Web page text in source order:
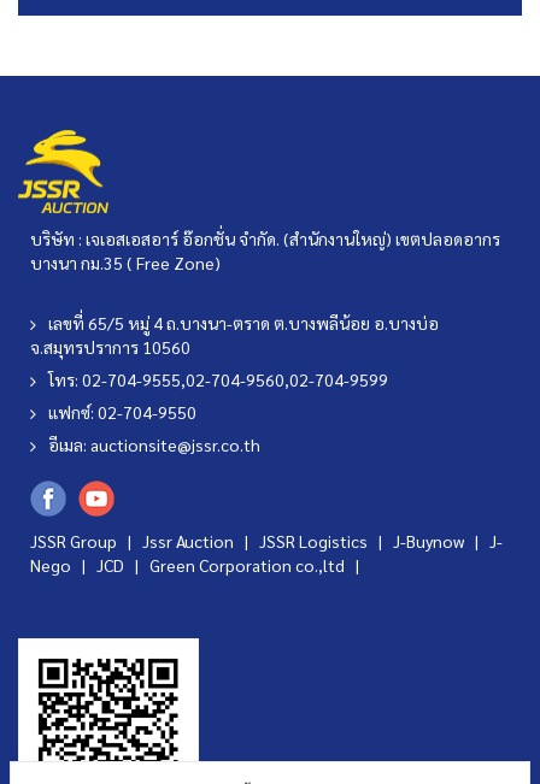
บริษัท : เจเอสเอสอาร์ อ๊อกชั่น จำกัด. (สำนักงานใหญ่) เขตปลอดอากร
บางนา กม.35 ( Free Zone)
เลขที่ 65/5 หมู่ 4 ถ.บางนา-ตราด ต.บางพลีน้อย อ.บางบ่อ
จ.สมุทรปราการ 10560
โทร: 02-704-9555,02-704-9560,02-704-9599
แฟกซ์: 02-704-9550
อีเมล: auctionsite@jssr.co.th
JSSR Group | Jssr Auction | JSSR Logistics | J-Buynow |
J-
Nego | JCD | Green Corporation co.,ltd |